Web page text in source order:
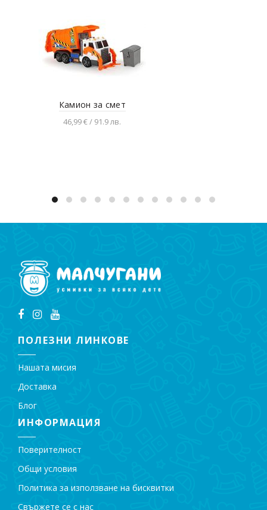
Камион за смет
46,99 € / 91.9 лв.
ПОЛЕЗНИ ЛИНКОВЕ
Нашата мисия
Доставка
Блог
ИНФОРМАЦИЯ
Поверителност
Общи условия
Политика за използване на бисквитки
Свържете се с нас